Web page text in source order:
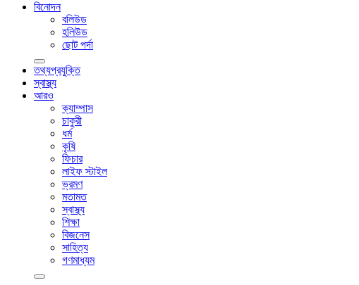
বিনোদন
বলিউড
হলিউড
ছোট পর্দা
তথ্যপ্রযুক্তি
স্বাস্থ্য
আরও
ক্যাম্পাস
চাকুরী
ধর্ম
কৃষি
ফিচার
লাইফ স্টাইল
ভ্রমণ
মতামত
স্বাস্থ্য
শিক্ষা
বিজনেস
সাহিত্য
গণমাধ্যম